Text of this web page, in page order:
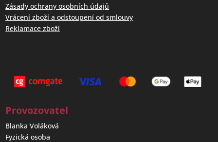
Zásady ochrany osobních údajů
Vrácení zboží a odstoupení od smlouvy
Reklamace zboží
Provozovatel
Blanka Voláková
Fyzická osoba